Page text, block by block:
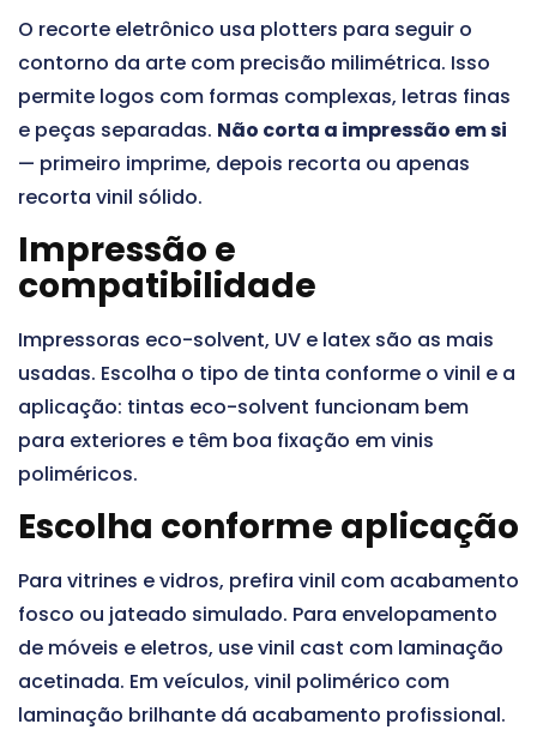
O recorte eletrônico usa plotters para seguir o
contorno da arte com precisão milimétrica. Isso
permite logos com formas complexas, letras finas
e peças separadas. Não corta a impressão em si
— primeiro imprime, depois recorta ou apenas
recorta vinil sólido.
Impressão e
compatibilidade
Impressoras eco-solvent, UV e latex são as mais
usadas. Escolha o tipo de tinta conforme o vinil e a
aplicação: tintas eco-solvent funcionam bem
para exteriores e têm boa fixação em vinis
poliméricos.
Escolha conforme aplicação
Para vitrines e vidros, prefira vinil com acabamento
fosco ou jateado simulado. Para envelopamento
de móveis e eletros, use vinil cast com laminação
acetinada. Em veículos, vinil polimérico com
laminação brilhante dá acabamento profissional.